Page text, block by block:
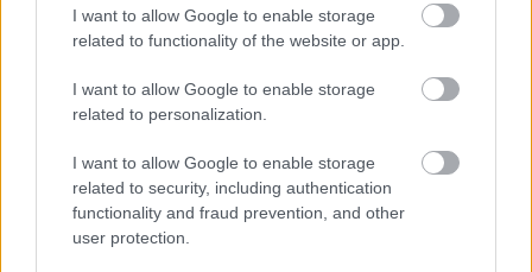
I want to allow Google to enable storage
related to functionality of the website or app.
I want to allow Google to enable storage
related to personalization.
I want to allow Google to enable storage
related to security, including authentication
functionality and fraud prevention, and other
user protection.
három pici lyukat vett észre, egymástól
azonos távolságban. Tűszúrások lennének?
Kemp az utóbbira gondolt: a pergamenlapot
esetleg egy könyvből emelhették ki. Rögtön
üzent az általa kapcsolatban álló
intézményeknek: van-e tudomásuk olyan
könyvről, amelyet az 1490-es években a